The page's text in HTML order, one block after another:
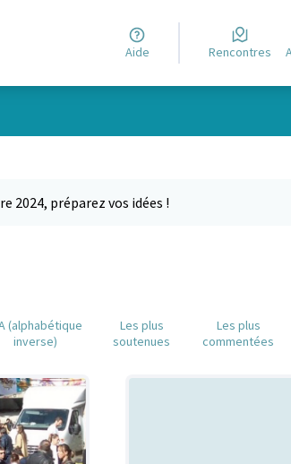
Aide Rencontres
2024, préparez vos idées !
(alphabétique
inverse)
Les plus
soutenues
Les plus
commentées